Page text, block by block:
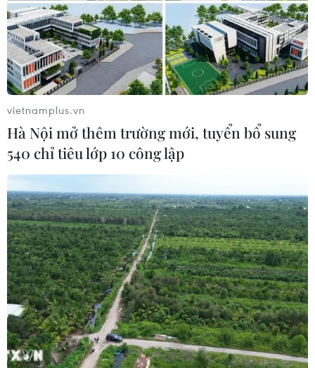
vietnamplus.vn
Hà Nội mở thêm trường mới, tuyển bổ sung
540 chỉ tiêu lớp 10 công lập